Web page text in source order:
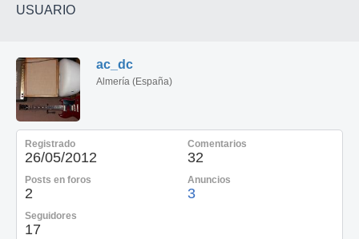
USUARIO
ac_dc
Almería (España)
Registrado
26/05/2012
Comentarios
32
Posts en foros
2
Anuncios
3
Seguidores
17